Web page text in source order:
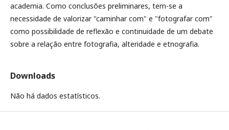
academia. Como conclusões preliminares, tem-se a
necessidade de valorizar "caminhar com" e "fotografar com"
como possibilidade de reflexão e continuidade de um debate
sobre a relação entre fotografia, alteridade e etnografia.
Downloads
Não há dados estatísticos.